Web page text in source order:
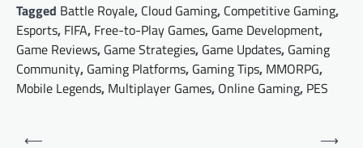
Tagged Battle Royale, Cloud Gaming, Competitive Gaming,
Esports, FIFA, Free-to-Play Games, Game Development,
Game Reviews, Game Strategies, Game Updates, Gaming
Community, Gaming Platforms, Gaming Tips, MMORPG,
Mobile Legends, Multiplayer Games, Online Gaming, PES
Post
⟵ ⟶